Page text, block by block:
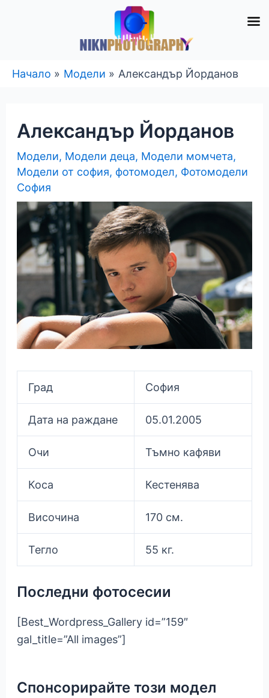
SkipНачало Модели Александър Йорданов
Александър Йорданов
Модели, Модели деца, Модели момчета,
Модели от софия, фотомодел, Фотомодели
София
Град София
Дата на раждане 05.01.2005
Очи Тъмно кафяви
Коса Кестенява
Височина 170 см.
Тегло 55 кг.
Последни фотосесии
[Best_Wordpress_Gallery id=”159″
gal_title=”All images”]
Спонсорирайте този модел